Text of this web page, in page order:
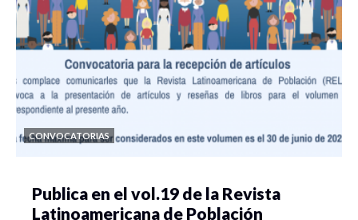
CONVOCATORIAS
Publica en el vol.19 de la Revista
Latinoamericana de Población